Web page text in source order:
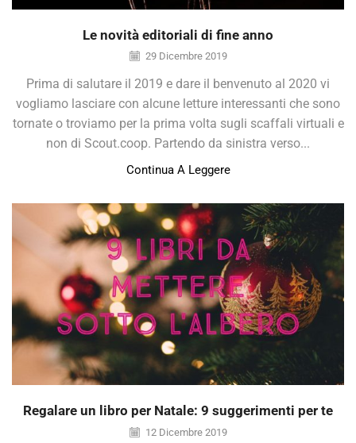
Le novità editoriali di fine anno
29 Dicembre 2019
Prima di salutare il 2019 e dare il benvenuto al 2020 vi
vogliamo lasciare con alcune letture interessanti che sono
tornate o troviamo per la prima volta sugli scaffali virtuali e
non di Scout.coop. Partendo da sinistra verso...
Continua A Leggere
Regalare un libro per Natale: 9 suggerimenti per te
12 Dicembre 2019